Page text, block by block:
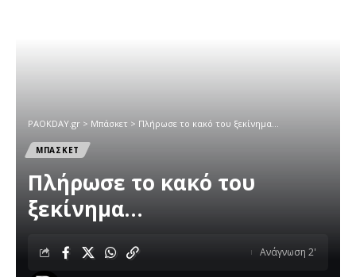
PAOKDAY.gr > Μπάσκετ > Πλήρωσε το κακό του ξεκίνημα…
ΜΠΑΣΚΕΤ
Πλήρωσε το κακό του
ξεκίνημα…
Ανάγνωση 2'